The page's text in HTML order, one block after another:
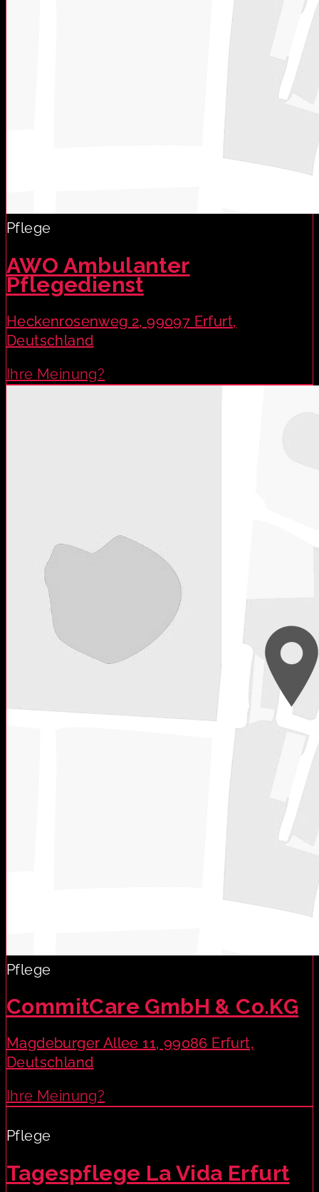
Pflege
AWO Ambulanter
Pflegedienst
Heckenrosenweg 2, 99097 Erfurt,
Deutschland
Ihre Meinung?
Pflege
CommitCare GmbH & Co.KG
Magdeburger Allee 11, 99086 Erfurt,
Deutschland
Ihre Meinung?
Pflege
Tagespflege La Vida Erfurt